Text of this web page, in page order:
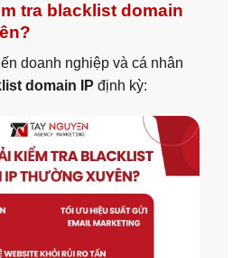
tra blacklist domain
doanh nghiệp và cá nhân
domain IP định kỳ: